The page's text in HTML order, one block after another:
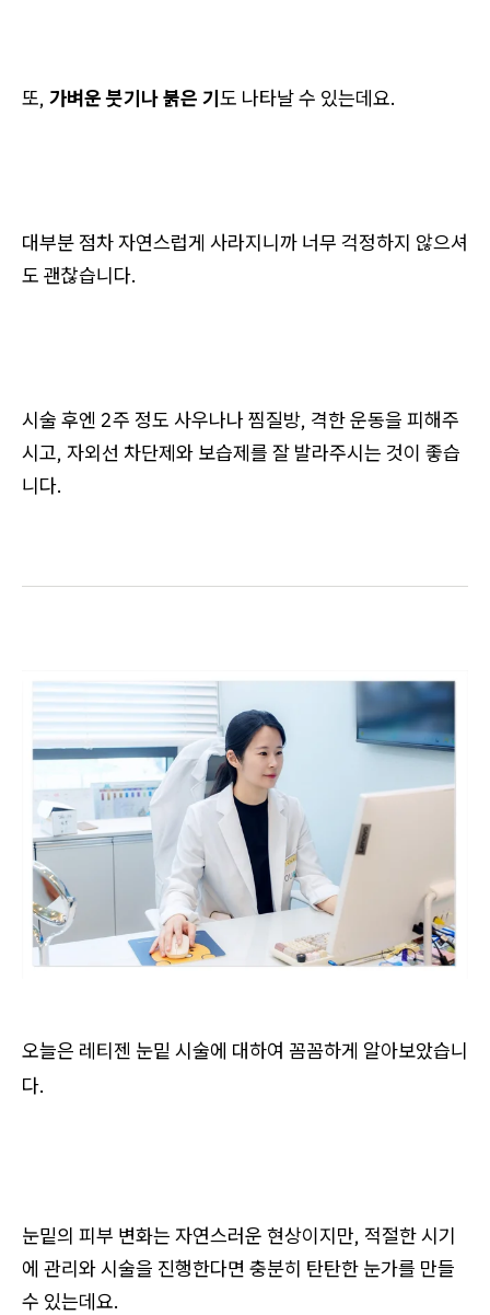
또, 가벼운 붓기나 붉은 기도 나타날 수 있는데요.
대부분 점차 자연스럽게 사라지니까 너무 걱정하지 않으셔
도 괜찮습니다.
시술 후엔 2주 정도 사우나나 찜질방, 격한 운동을 피해주
시고, 자외선 차단제와 보습제를 잘 발라주시는 것이 좋습
니다.
오늘은 레티젠 눈밑 시술에 대하여 꼼꼼하게 알아보았습니
다.
눈밑의 피부 변화는 자연스러운 현상이지만, 적절한 시기
에 관리와 시술을 진행한다면 충분히 탄탄한 눈가를 만들
수 있는데요.